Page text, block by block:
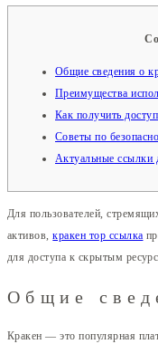
Общие сведения о
Преимущества
Как получить
Советы по
Актуальные ссылки
Для пользователей,
активов,кракен тор ссылка
для доступа к скрытым
Общие
Кракен — это популярная